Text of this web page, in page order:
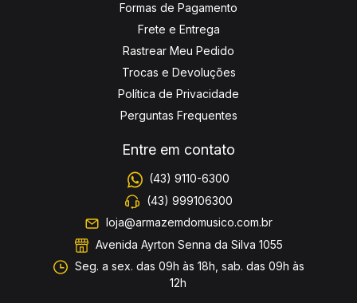
Formas de Pagamento
Frete e Entrega
Rastrear Meu Pedido
Trocas e Devoluções
Política de Privacidade
Perguntas Frequentes
Entre em contato
(43) 9110-6300
(43) 999106300
loja@armazemdomusico.com.br
Avenida Ayrton Senna da Silva 1055
Seg. a sex. das 09h às 18h, sab. das 09h às
12h